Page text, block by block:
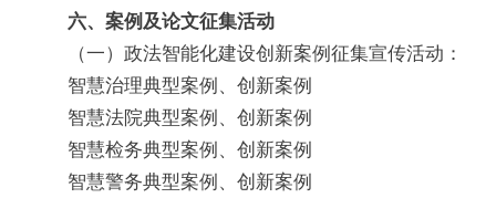
六、案例及论文征集活动
（一）政法智能化建设创新案例征集宣传活动：
智慧治理典型案例、创新案例
智慧法院典型案例、创新案例
智慧检务典型案例、创新案例
智慧警务典型案例、创新案例